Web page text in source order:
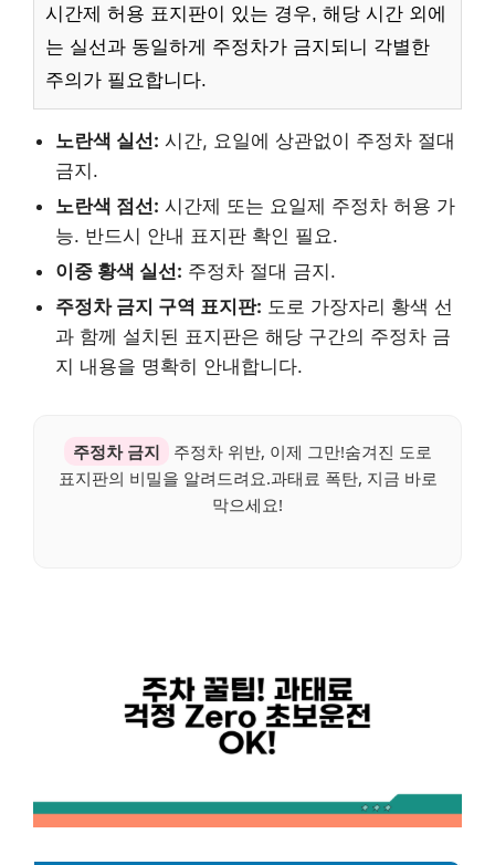
시간제 허용 표지판이 있는 경우, 해당 시간 외에
는 실선과 동일하게 주정차가 금지되니 각별한
주의가 필요합니다.
노란색 실선: 시간, 요일에 상관없이 주정차 절대
금지.
노란색 점선: 시간제 또는 요일제 주정차 허용 가
능. 반드시 안내 표지판 확인 필요.
이중 황색 실선: 주정차 절대 금지.
주정차 금지 구역 표지판: 도로 가장자리 황색 선
과 함께 설치된 표지판은 해당 구간의 주정차 금
지 내용을 명확히 안내합니다.
주정차 금지
주정차 위반, 이제 그만!숨겨진 도로
표지판의 비밀을 알려드려요.과태료 폭탄, 지금 바로
막으세요!